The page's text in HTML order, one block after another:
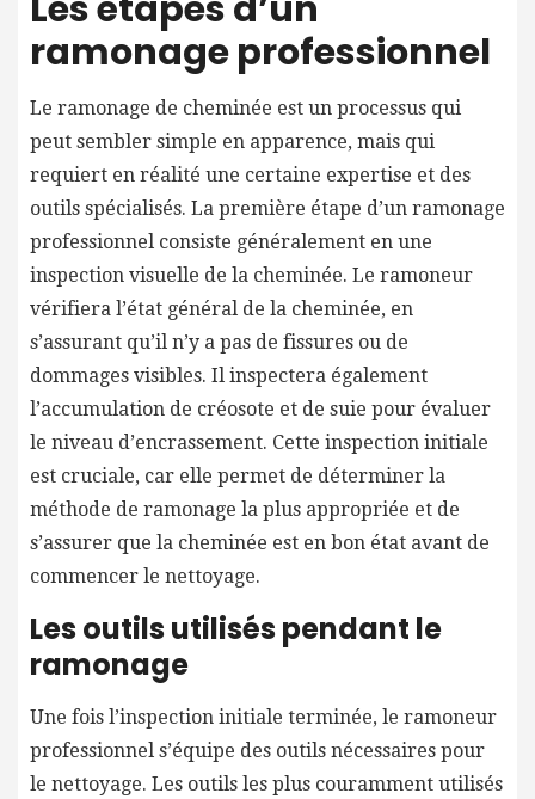
ramonage professionnel
Le ramonage de cheminée est un processus qui
peut sembler simple en apparence, mais qui
requiert en réalité une certaine expertise et des
outils spécialisés. La première étape d’un ramonage
professionnel consiste généralement en une
inspection visuelle de la cheminée. Le ramoneur
vérifiera l’état général de la cheminée, en
s’assurant qu’il n’y a pas de fissures ou de
dommages visibles. Il inspectera également
l’accumulation de créosote et de suie pour évaluer
le niveau d’encrassement. Cette inspection initiale
est cruciale, car elle permet de déterminer la
méthode de ramonage la plus appropriée et de
s’assurer que la cheminée est en bon état avant de
commencer le nettoyage.
Les outils utilisés pendant le
ramonage
Une fois l’inspection initiale terminée, le ramoneur
professionnel s’équipe des outils nécessaires pour
le nettoyage. Les outils les plus couramment utilisés